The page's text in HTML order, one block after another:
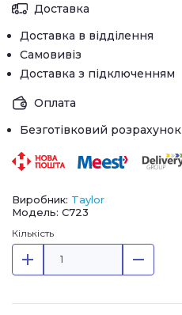
Доставка
Доставка в відділення
Самовивіз
Доставка з підключенням
Оплата
Безготівковий розрахунок
Виробник: Taylor
Модель: C723
Кількість